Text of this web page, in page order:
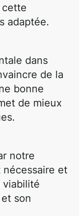
cette
adaptée.
dans
de la
bonne
de mieux
notre
nécessaire et
viabilité
son